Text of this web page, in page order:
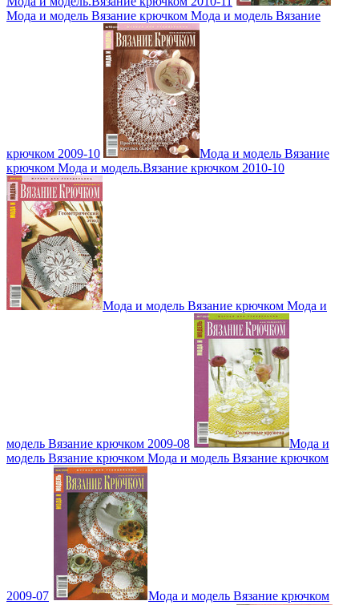
Мода и модель Вязание крючком Мода и модель Вязание
крючком 2009-10
Мода и модель Вязание
крючком Мода и модель.Вязание крючком 2010-10
Мода и модель Вязание крючком Мода и
модель Вязание крючком 2009-08
Мода и
модель Вязание крючком Мода и модель Вязание крючком
2009-07 Мода и модель Вязание крючком